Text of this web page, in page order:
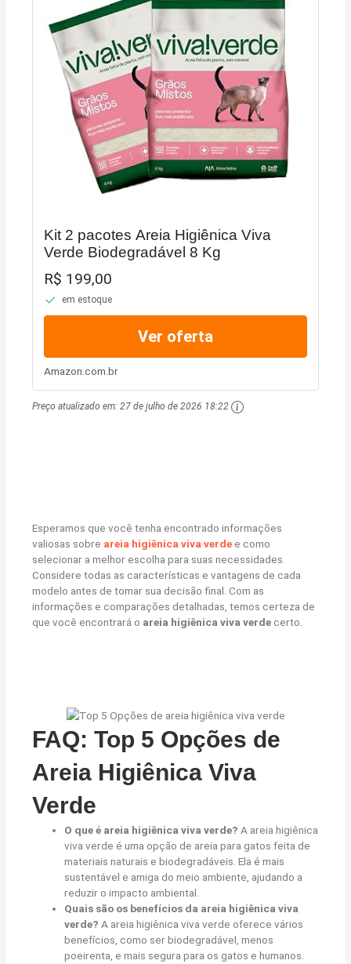
Kit 2 pacotes Areia Higiênica Viva
Verde Biodegradável 8 Kg
R$ 199,00
em estoque
Ver oferta
Amazon.com.br
Preço atualizado em:27 de julho de 2026 18:22
Esperamos que você tenha encontrado informações
valiosas sobre areia higiênica viva verdee como
selecionar a melhor escolha para suas necessidades.
Considere todas as características e vantagens de cada
modelo antes de tomar sua decisão final. Com as
informações e comparações detalhadas, temos certeza de
que você encontrará o areia higiênica viva verdecerto.
FAQ: Top 5 Opções de
Areia Higiênica Viva
Verde
O que é areia higiênica viva verde? A areia higiênica
viva verde é uma opção de areia para gatos feita de
materiais naturais e biodegradáveis. Ela é mais
sustentável e amiga do meio ambiente, ajudando a
reduzir o impacto ambiental.
Quais são os benefícios da areia higiênica viva
verde? A areia higiênica viva verde oferece vários
benefícios, como ser biodegradável, menos
poeirenta, e mais segura para os gatos e humanos.